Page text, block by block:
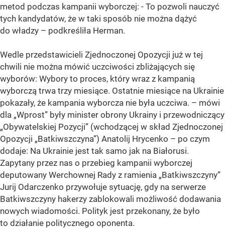
metod podczas kampanii wyborczej: - To pozwoli nauczyć
tych kandydatów, że w taki sposób nie można dążyć
do władzy – podkreśliła Herman.
Wedle przedstawicieli Zjednoczonej Opozycji już w tej
chwili nie można mówić uczciwości zbliżających się
wyborów: Wybory to proces, który wraz z kampanią
wyborczą trwa trzy miesiące. Ostatnie miesiące na Ukrainie
pokazały, że kampania wyborcza nie była uczciwa. – mówi
dla „Wprost” były minister obrony Ukrainy i przewodniczący
„Obywatelskiej Pozycji” (wchodzącej w skład Zjednoczonej
Opozycji „Batkiwszczyna”) Anatolij Hrycenko – po czym
dodaje: Na Ukrainie jest tak samo jak na Białorusi.
Zapytany przez nas o przebieg kampanii wyborczej
deputowany Werchownej Rady z ramienia „Batkiwszczyny”
Jurij Odarczenko przywołuje sytuację, gdy na serwerze
Batkiwszczyny hakerzy zablokowali możliwość dodawania
nowych wiadomości. Polityk jest przekonany, że było
to działanie politycznego oponenta.